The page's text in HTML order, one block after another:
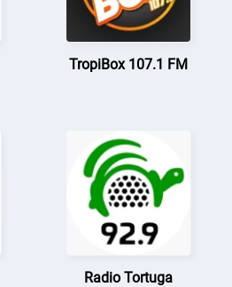
TropiBox 107.1 FM
Radio Tortuga